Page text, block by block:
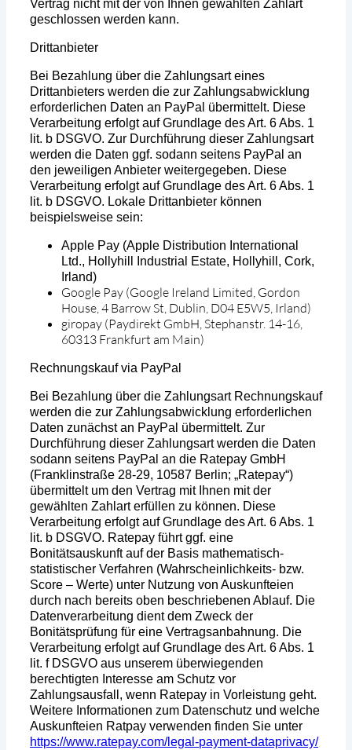
Vertrag nicht mit der von Ihnen gewählten Zahlart
geschlossen werden kann.
Drittanbieter
Bei Bezahlung über die Zahlungsart eines
Drittanbieters werden die zur Zahlungsabwicklung
erforderlichen Daten an PayPal übermittelt. Diese
Verarbeitung erfolgt auf Grundlage des Art. 6 Abs. 1
lit. b DSGVO. Zur Durchführung dieser Zahlungsart
werden die Daten ggf. sodann seitens PayPal an
den jeweiligen Anbieter weitergegeben. Diese
Verarbeitung erfolgt auf Grundlage des Art. 6 Abs. 1
lit. b DSGVO. Lokale Drittanbieter können
beispielsweise sein:
Apple Pay (Apple Distribution International
Ltd., Hollyhill Industrial Estate, Hollyhill, Cork,
Irland)
Google Pay (Google Ireland Limited, Gordon
House, 4 Barrow St, Dublin, D04 E5W5, Irland)
giropay (Paydirekt GmbH, Stephanstr. 14-16,
60313 Frankfurt am Main)
Rechnungskauf via PayPal
Bei Bezahlung über die Zahlungsart Rechnungskauf
werden die zur Zahlungsabwicklung erforderlichen
Daten zunächst an PayPal übermittelt. Zur
Durchführung dieser Zahlungsart werden die Daten
sodann seitens PayPal an die Ratepay GmbH
(Franklinstraße 28-29, 10587 Berlin; „Ratepay“)
übermittelt um den Vertrag mit Ihnen mit der
gewählten Zahlart erfüllen zu können. Diese
Verarbeitung erfolgt auf Grundlage des Art. 6 Abs. 1
lit. b DSGVO. Ratepay führt ggf. eine
Bonitätsauskunft auf der Basis mathematisch-
statistischer Verfahren (Wahrscheinlichkeits- bzw.
Score – Werte) unter Nutzung von Auskunfteien
durch nach bereits oben beschriebenen Ablauf. Die
Datenverarbeitung dient dem Zweck der
Bonitätsprüfung für eine Vertragsanbahnung. Die
Verarbeitung erfolgt auf Grundlage des Art. 6 Abs. 1
lit. f DSGVO aus unserem überwiegenden
berechtigten Interesse am Schutz vor
Zahlungsausfall, wenn Ratepay in Vorleistung geht.
Weitere Informationen zum Datenschutz und welche
Auskunfteien Ratpay verwenden finden Sie unter
https://www.ratepay.com/legal-payment-dataprivacy/